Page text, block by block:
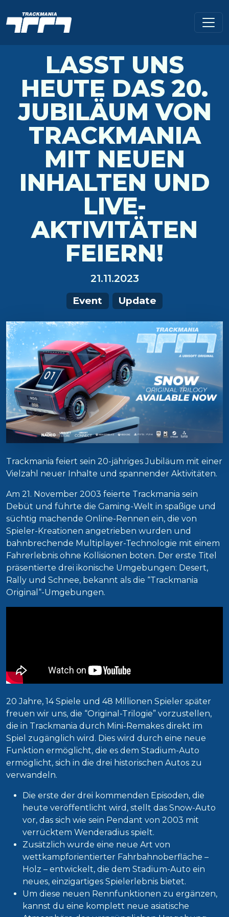
LASST UNS
HEUTE DAS 20.
JUBILÄUM VON
TRACKMANIA
MIT NEUEN
INHALTEN UND
LIVE-
AKTIVITÄTEN
FEIERN!
21.11.2023
Event Update
Trackmania feiert sein 20-jähriges Jubiläum mit einer
Vielzahl neuer Inhalte und spannender Aktivitäten.
Am 21. November 2003 feierte Trackmania sein
Debüt und führte die Gaming-Welt in spaßige und
süchtig machende Online-Rennen ein, die von
Spieler-Kreationen angetrieben wurden und
bahnbrechende Multiplayer-Technologie mit einem
Fahrerlebnis ohne Kollisionen boten. Der erste Titel
präsentierte drei ikonische Umgebungen: Desert,
Rally und Schnee, bekannt als die “Trackmania
Original“-Umgebungen.
20 Jahre, 14 Spiele und 48 Millionen Spieler später
freuen wir uns, die “Original-Trilogie” vorzustellen,
die in Trackmania durch Mini-Remakes direkt im
Spiel zugänglich wird. Dies wird durch eine neue
Funktion ermöglicht, die es dem Stadium-Auto
ermöglicht, sich in die drei historischen Autos zu
verwandeln.
Die erste der drei kommenden Episoden, die
heute veröffentlicht wird, stellt das Snow-Auto
vor, das sich wie sein Pendant von 2003 mit
verrücktem Wenderadius spielt.
Zusätzlich wurde eine neue Art von
wettkampforientierter Fahrbahnoberfläche –
Holz – entwickelt, die dem Stadium-Auto ein
neues, einzigartiges Spielerlebnis bietet.
Um diese neuen Rennfunktionen zu ergänzen,
kannst du eine komplett neue asiatische